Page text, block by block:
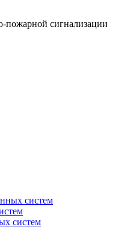
пожарной сигнализации
систем
систем